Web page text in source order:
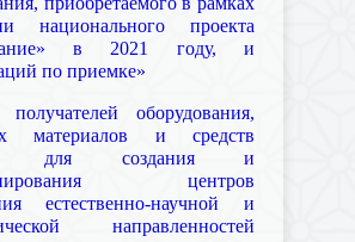
национального проекта
в 2021 году, и
по приемке»
получателей оборудования,
материалов и средств
для создания и
центров
естественно-научной и
направленностей